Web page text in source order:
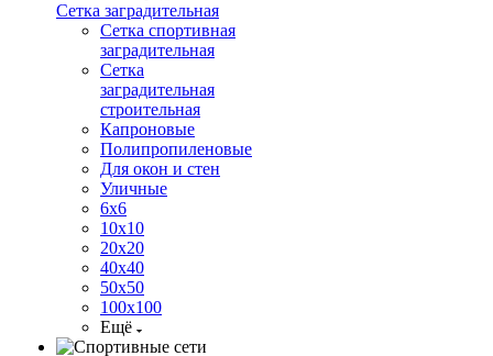
Сетка заградительная
Сетка спортивная
заградительная
Сетка
заградительная
строительная
Капроновые
Полипропиленовые
Для окон и стен
Уличные
6х6
10х10
20х20
40х40
50х50
100х100
Ещё